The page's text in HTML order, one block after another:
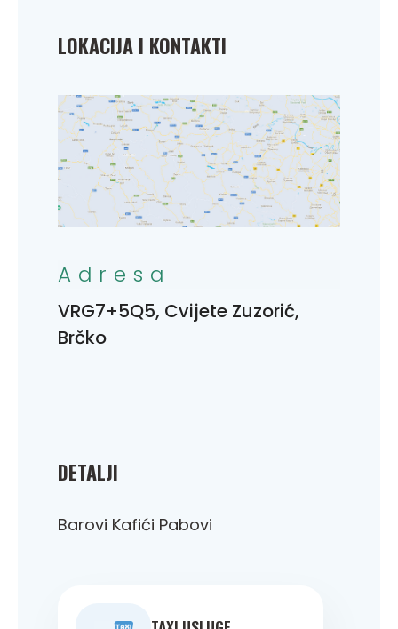
DETALJI
Barovi Kafići Pabovi
LOKACIJA I KONTAKTI
Adresa
VRG7+5Q5, Cvijete Zuzorić,
Brčko